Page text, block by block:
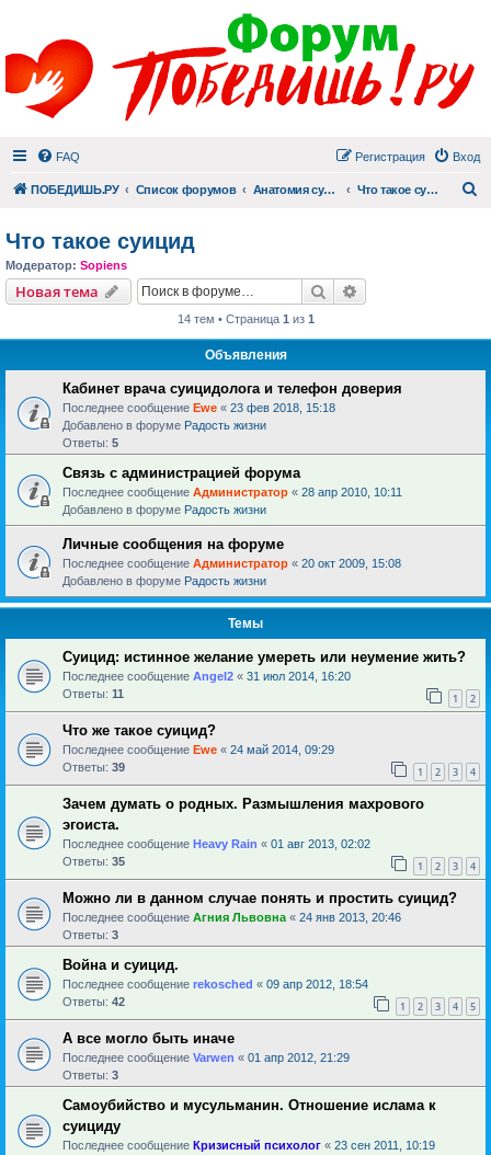
FAQ Вход
Регистрация
ПОБЕДИШЬ.РУ Список форумов Анатомия суицида Что такое суицид
Что такое суицид
Модератор: Sopiens
Новая тема Поиск
14 тем • Страница 1 из 1
Объявления
Кабинет врача суицидолога и телефон доверия
Последнее сообщение Ewe « 23 фев 2018, 15:18
Добавлено в форуме Радость жизни
Ответы: 5
Связь с администрацией форума
Последнее сообщение Администратор « 28 апр 2010, 10:11
Добавлено в форуме Радость жизни
Личные сообщения на форуме
Последнее сообщение Администратор « 20 окт 2009, 15:08
Добавлено в форуме Радость жизни
Темы
Суицид: истинное желание умереть или неумение жить?
Последнее сообщение Angel2 « 31 июл 2014, 16:20
Ответы: 11 1 2
Что же такое суицид?
Последнее сообщение Ewe « 24 май 2014, 09:29
Ответы: 39 1 2 3 4
Зачем думать о родных. Размышления махрового
эгоиста.
Последнее сообщение Heavy Rain « 01 авг 2013, 02:02
Ответы: 35 1 2 3 4
Можно ли в данном случае понять и простить суицид?
Последнее сообщение Агния Львовна « 24 янв 2013, 20:46
Ответы: 3
Война и суицид.
Последнее сообщение rekosched « 09 апр 2012, 18:54
Ответы: 42 1 2 3 4 5
А все могло быть иначе
Последнее сообщение Varwen « 01 апр 2012, 21:29
Ответы: 3
Самоубийство и мусульманин. Отношение ислама к
суициду
Последнее сообщение Кризисный психолог « 23 сен 2011, 10:19